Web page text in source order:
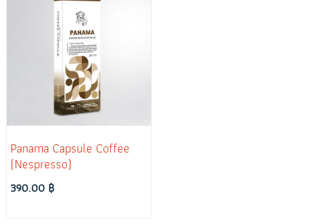
Panama Capsule Coffee
(Nespresso)
390.00 ฿